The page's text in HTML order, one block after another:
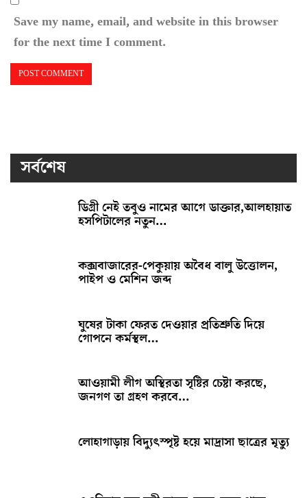
Save my name, email, and website in this browser
for the next time I comment.
সর্বশেষ
ডিগ্রী নেই তবুও নামের আগে ডাক্তার,আলহায়াত
হসপিটালের নতুন…
কক্সবাজারের-পেকুয়ায় অবৈধ বালু উত্তোলন,
পাইপ ও মেশিন জব্দ
ঘুষের টাকা ফেরত দেওয়ার প্রতিশ্রুতি দিয়ে
গোপনে কর্মস্থল…
আওয়ামী লীগ অস্থিরতা সৃষ্টির চেষ্টা করছে,
জনগণ তা গ্রহণ করবে…
লোহাগাড়ায় বিদ্যুৎস্পৃষ্ট হয়ে মাদ্রাসা ছাত্রের মৃত্যু